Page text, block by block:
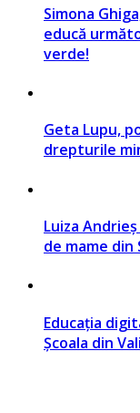
Simona
educă
verde!
Geta Lupu,
drepturile
Luiza
de mame din
Educația
Școala din